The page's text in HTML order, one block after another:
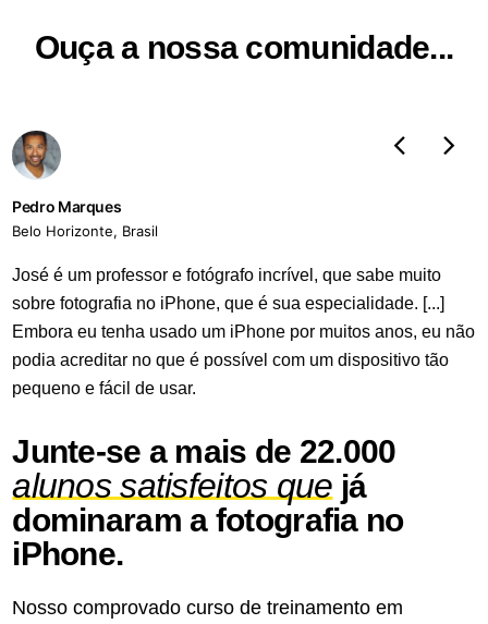
Ouça a nossa comunidade...
Junte-se a mais de 22.000
alunos satisfeitos que já
dominaram a fotografia no
iPhone.
Nosso comprovado curso de treinamento em
Pedro Marques
Belo Horizonte, Brasil
José é um professor e fotógrafo incrível, que sabe muito
sobre fotografia no iPhone, que é sua especialidade. [...]
Embora eu tenha usado um iPhone por muitos anos, eu não
podia acreditar no que é possível com um dispositivo tão
pequeno e fácil de usar.